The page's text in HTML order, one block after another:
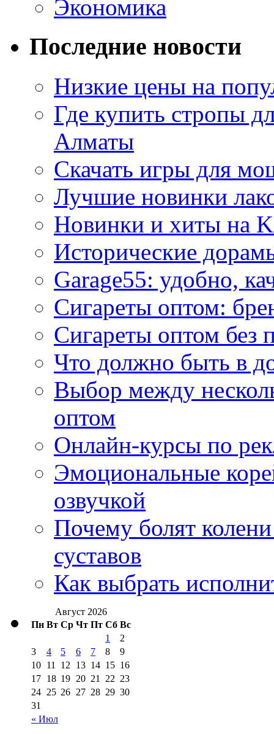
Экономика
Последние новости
Низкие цены на
Где купить стропы
Алматы
Скачать игры для
Лучшие новинки
Новинки и хиты на
Исторические
Garage55: удобно,
Сигареты оптом:
Сигареты оптом без
Что должно быть в
Выбор между
оптом
Онлайн-курсы по
Эмоциональные
озвучкой
Почему болят
суставов
Как выбрать
Август 2026
Пн Вт Ср Чт Пт Сб Вс
« Июл
1
2
3
4 5 6 7 8
9
10 11 12 13 14 15 16
17 18 19 20 21 22 23
24 25 26 27 28 29 30
31